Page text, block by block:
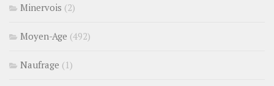
Minervois (2)
Moyen-Age (492)
Naufrage (1)